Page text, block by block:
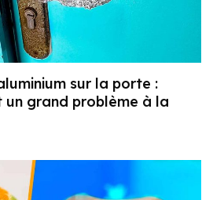
sur la porte :
un grand problème à la